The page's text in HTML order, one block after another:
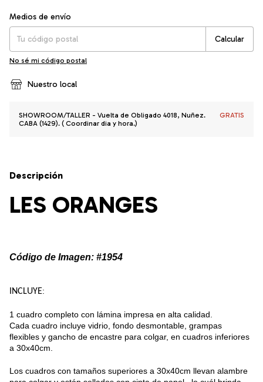
Entregas para el CP:
Medios de envío
Calcular
No sé mi código postal
Nuestro local
SHOWROOM/TALLER - Vuelta de Obligado 4018, Nuñez.
CABA (1429). ( Coordinar dia y hora.)
GRATIS
Descripción
LES ORANGES
Código de Imagen: #1954
INCLUYE:
1 cuadro completo con lámina impresa en alta calidad.
Cada cuadro incluye vidrio, fondo desmontable, grampas
flexibles y gancho de encastre para colgar, en cuadros inferiores
a 30x40cm.
Los cuadros con tamaños superiores a 30x40cm llevan alambre